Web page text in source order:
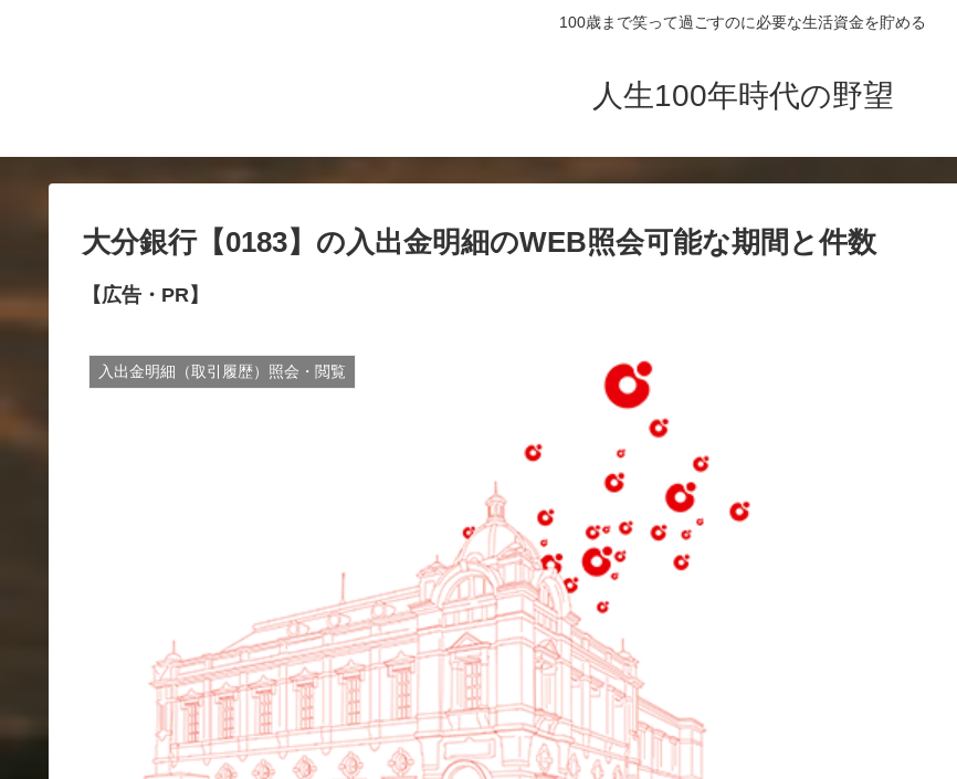
100歳まで笑って過ごすのに必要な生活資金を貯める
人生100年時代の野望
大分銀行【0183】の入出金明細のWEB照会可能な期間と件数
【広告・PR】
入出金明細（取引履歴）照会・閲覧